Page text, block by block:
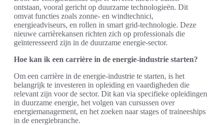
ontstaan, vooral gericht op duurzame technologieën. Dit
omvat functies zoals zonne- en windtechnici,
energieadviseurs, en rollen in smart grid-technologie. Deze
nieuwe carrièrekansen richten zich op professionals die
geïnteresseerd zijn in de duurzame energie-sector.
Hoe kan ik een carrière in de energie-industrie starten?
Om een carrière in de energie-industrie te starten, is het
belangrijk te investeren in opleiding en vaardigheden die
relevant zijn voor de sector. Dit kan via specifieke opleidingen
in duurzame energie, het volgen van cursussen over
energiemanagement, en het zoeken naar stages of traineeships
in de energiebranche.